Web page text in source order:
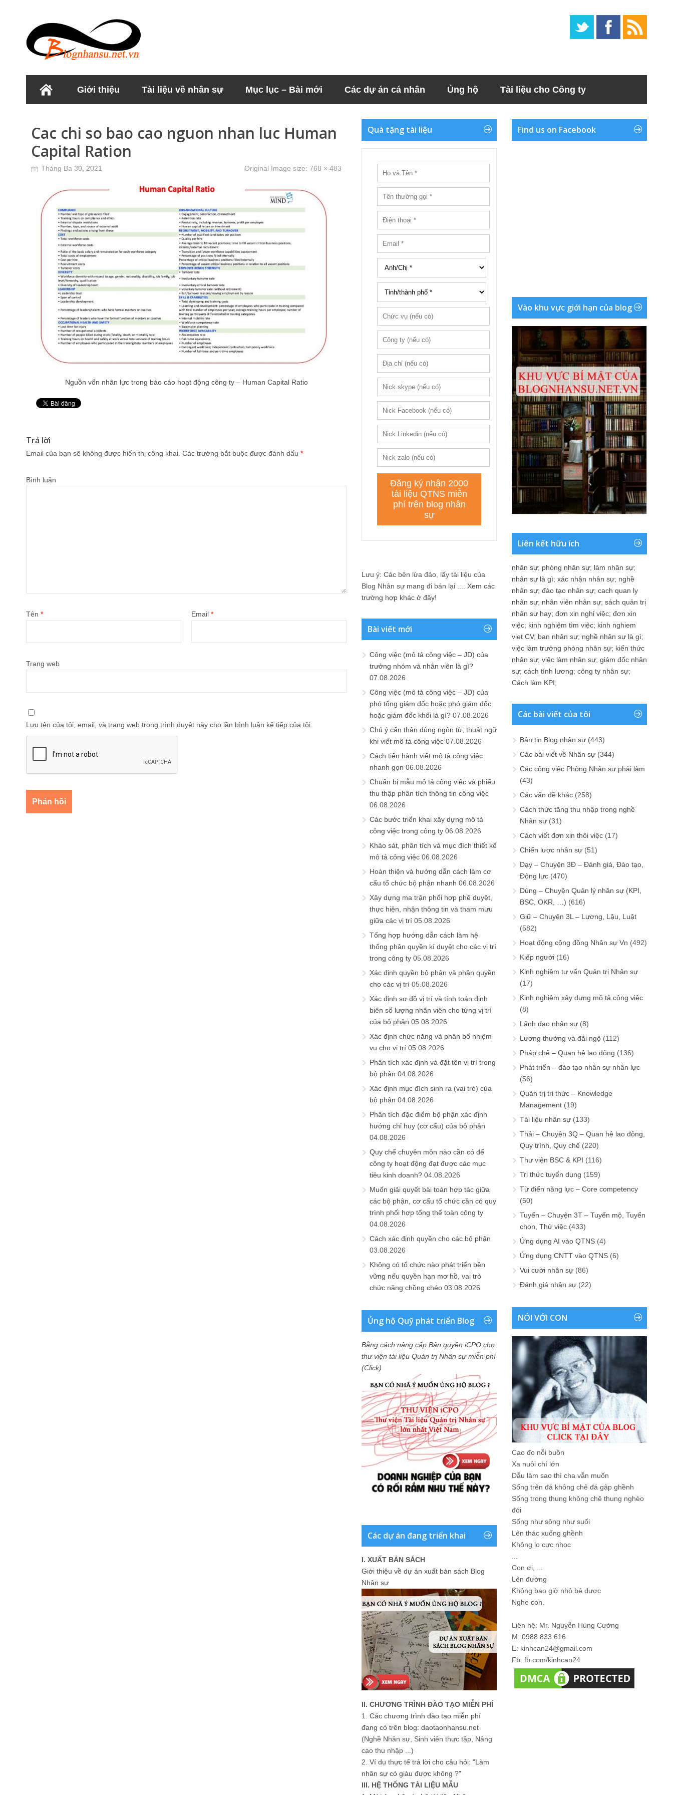
Giới thiệu Tài liệu về nhân sự Mục lục – Bài mới Các dự án cá nhân Ủng hộ Tài liệu cho Công ty
Cac chi so bao cao nguon nhan luc Human
Capital Ration
Tháng Ba 30, 2021 Original Image size: 768 × 483
Nguồn vốn nhân lực trong báo cáo hoạt động công ty – Human Capital Ratio
Trả lời
Email của bạn sẽ không được hiển thị công khai. Các trường bắt buộc được đánh dấu *
Bình luận
Tên * Email *
Trang web
Lưu tên của tôi, email, và trang web trong trình duyệt này cho lần bình luận kế tiếp của tôi.
Quà tặng tài liệu
Lưu ý: Các bên lừa đảo, lấy tài liệu của
Blog Nhân sự mang đi bán lại .... Xem các
trường hợp khác ở đây!
Bài viết mới
Công việc (mô tả công việc – JD) của
trưởng nhóm và nhân viên là gì?
07.08.2026
Công việc (mô tả công việc – JD) của
phó tổng giám đốc hoặc phó giám đốc
hoặc giám đốc khối là gì? 07.08.2026
Chú ý cẩn thận dùng ngôn từ, thuật ngữ
khi viết mô tả công việc 07.08.2026
Cách tiến hành viết mô tả công việc
nhanh gọn 06.08.2026
Chuẩn bị mẫu mô tả công việc và phiếu
thu thập phân tích thông tin công việc
06.08.2026
Các bước triển khai xây dựng mô tả
công việc trong công ty 06.08.2026
Khảo sát, phân tích và mục đích thiết kế
mô tả công việc 06.08.2026
Hoàn thiện và hướng dẫn cách làm cơ
cấu tổ chức bộ phận nhanh 06.08.2026
Xây dựng ma trận phối hợp phê duyệt,
thực hiện, nhận thông tin và tham mưu
giữa các vị trí 05.08.2026
Tổng hợp hướng dẫn cách làm hệ
thống phân quyền kí duyệt cho các vị trí
trong công ty 05.08.2026
Xác định quyền bộ phận và phân quyền
cho các vị trí 05.08.2026
Xác định sơ đồ vị trí và tính toán định
biên số lượng nhân viên cho từng vị trí
của bộ phận 05.08.2026
Xác định chức năng và phân bổ nhiệm
vụ cho vị trí 05.08.2026
Phân tích xác định và đặt tên vị trí trong
bộ phận 04.08.2026
Xác định mục đích sinh ra (vai trò) của
bộ phận 04.08.2026
Phân tích đặc điểm bộ phận xác định
hướng chỉ huy (cơ cấu) của bộ phận
04.08.2026
Quy chế chuyên môn nào cần có để
công ty hoạt động đạt được các mục
tiêu kinh doanh? 04.08.2026
Muốn giải quyết bài toán hợp tác giữa
các bộ phận, cơ cấu tổ chức cần có quy
trình phối hợp tổng thể toàn công ty
04.08.2026
Cách xác định quyền cho các bộ phận
03.08.2026
Không có tổ chức nào phát triển bền
vững nếu quyền hạn mơ hồ, vai trò
chức năng chồng chéo 03.08.2026
Ủng hộ Quỹ phát triển Blog
Bằng cách nâng cấp Bản quyền iCPO cho
thư viện tài liệu Quản trị Nhân sự miễn phí
(Click)
Các dự án đang triển khai
I. XUẤT BẢN SÁCH
Giới thiệu về dự án xuất bản sách Blog
Nhân sự
II. CHƯƠNG TRÌNH ĐÀO TẠO MIỄN PHÍ
1. Các chương trình đào tạo miễn phí
đang có trên blog: daotaonhansu.net
(Nghề Nhân sự, Sinh viên thực tập, Nâng
cao thu nhập ...)
2. Ví dụ thực tế trả lời cho câu hỏi: "Làm
nhân sự có giàu được không ?"
III. HỆ THỐNG TÀI LIỆU MẪU
Find us on Facebook
Vào khu vực giới hạn của blog
Liên kết hữu ích
nhân sự; phòng nhân sự; làm nhân sự;
nhân sự là gì; xác nhận nhân sự; nghề
nhân sự; đào tạo nhân sự; cach quan ly
nhân sự; nhân viên nhân sự; sách quản trị
nhân sự hay; đơn xin nghỉ việc; đơn xin
việc; kinh nghiệm tìm việc; kinh nghiem
viet CV; ban nhân sự; nghề nhân sự là gì;
việc làm trưởng phòng nhân sự; kiến thức
nhân sự; việc làm nhân sự; giám đốc nhân
sự; cách tính lương; công ty nhân sự;
Cách làm KPI;
Các bài viết của tôi
Bản tin Blog nhân sự (443)
Các bài viết về Nhân sự (344)
Các công việc Phòng Nhân sự phải làm
(43)
Các vấn đề khác (258)
Cách thức tăng thu nhập trong nghề
Nhân sự (31)
Cách viết đơn xin thôi việc (17)
Chiến lược nhân sự (51)
Dạy – Chuyện 3Đ – Đánh giá, Đào tạo,
Động lực (470)
Dùng – Chuyện Quản lý nhân sự (KPI,
BSC, OKR, …) (616)
Giữ – Chuyện 3L – Lương, Lậu, Luật
(582)
Hoạt động cộng đồng Nhân sự Vn (492)
Kiếp người (16)
Kinh nghiệm tư vấn Quản trị Nhân sự
(17)
Kinh nghiệm xây dựng mô tả công việc
(8)
Lãnh đạo nhân sự (8)
Lương thưởng và đãi ngộ (112)
Pháp chế – Quan hệ lao động (136)
Phát triển – đào tạo nhân sự nhân lực
(56)
Quản trị tri thức – Knowledge
Management (19)
Tài liệu nhân sự (133)
Thải – Chuyện 3Q – Quan hệ lao động,
Quy trình, Quy chế (220)
Thư viện BSC & KPI (116)
Tri thức tuyển dụng (159)
Từ điển năng lực – Core competency
(50)
Tuyển – Chuyện 3T – Tuyển mộ, Tuyển
chọn, Thử việc (433)
Ứng dụng AI vào QTNS (4)
Ứng dụng CNTT vào QTNS (6)
Vui cười nhân sự (86)
Đánh giá nhân sự (22)
NÓI VỚI CON
Cao đo nỗi buồn
Xa nuôi chí lớn
Dẫu làm sao thì cha vẫn muốn
Sống trên đá không chê đá gập ghềnh
Sống trong thung không chê thung nghèo
đói
Sống như sông như suối
Lên thác xuống ghềnh
Không lo cực nhọc
Con ơi, ...
Lên đường
Không bao giờ nhỏ bé được
Nghe con.
Liên hệ: Mr. Nguyễn Hùng Cường
M: 0988 833 616
E: kinhcan24@gmail.com
Fb: fb.com/kinhcan24